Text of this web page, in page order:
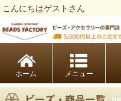
こんにちはゲストさん
ホーム